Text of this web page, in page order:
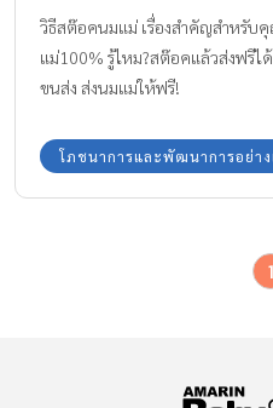
วิธีสต๊อคนมแม่ เรื่องสำคัญสำหรับ
แม่100% รู้ไหม?สต๊อคแล้วส่งฟรี
ขนส่ง ส่งนมแม่ให้ฟรี!
โภชนาการและพัฒนาการอย่า
1